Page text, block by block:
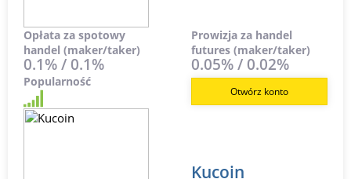
Opłata za spotowy
handel (maker/taker)
0.1% / 0.1%
Prowizja za handel
futures (maker/taker)
0.05% / 0.02%
Popularność
Otwórz konto
Kucoin